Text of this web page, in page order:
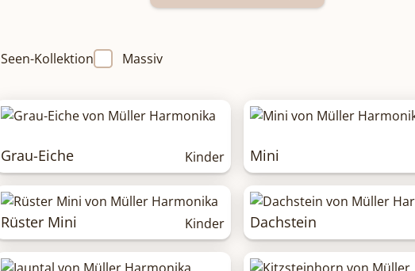
Seen-Kollektion Massiv
Grau-Eiche Kinder Mini
Rüster Mini Kinder Dachstein